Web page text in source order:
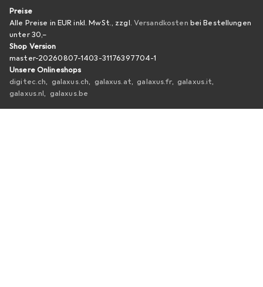
Preise
Alle Preise in EUR inkl. MwSt., zzgl. Versandkosten bei Bestellungen
unter30,–
Shop Version
master-20260807-1403-31176397704-1
Unsere Onlineshops
digitec.ch
galaxus.ch galaxus.at galaxus.fr
galaxus.it
galaxus.nl
galaxus.be